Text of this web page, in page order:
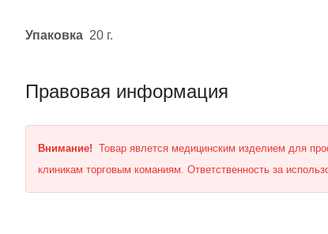
Упаковка 20 г.
Правовая информация
Внимание! Товар явлется медицинским изделием для
клиникам торговым команиям. Ответственность за